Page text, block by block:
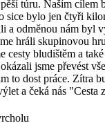
túru. Naším cílem
sice bylo jen čtyři
a odměnou nám byl
hráli skupinovou
cesty bludištěm a
jsme převést
to dost práce. Zítra
a čeká nás "Cesta